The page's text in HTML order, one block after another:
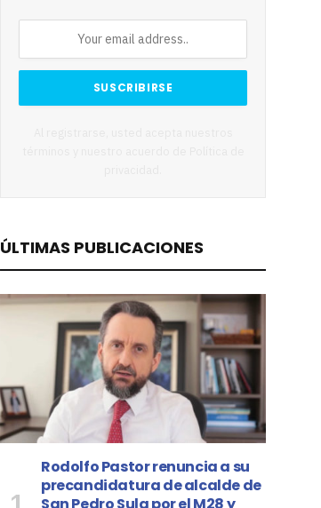
ÚLTIMAS PUBLICACIONES
Rodolfo Pastor renuncia a su
precandidatura de alcalde de
San Pedro Sula por el M28 y